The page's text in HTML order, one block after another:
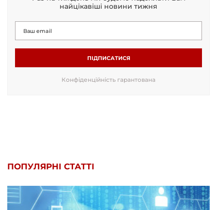
найцікавіші новини тижня
ПІДПИСАТИСЯ
Конфіденційність гарантована
ПОПУЛЯРНІ СТАТТІ